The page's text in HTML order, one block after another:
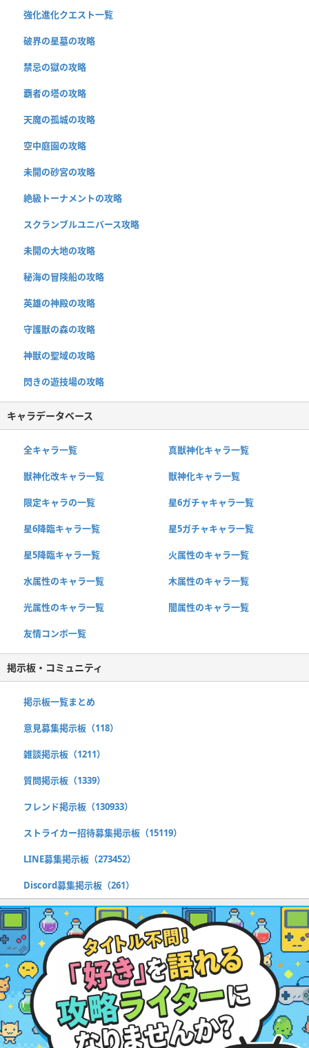
強化進化クエスト一覧
破界の星墓の攻略
禁忌の獄の攻略
覇者の塔の攻略
天魔の孤城の攻略
空中庭園の攻略
未開の砂宮の攻略
絶級トーナメントの攻略
スクランブルユニバース攻略
未開の大地の攻略
秘海の冒険船の攻略
英雄の神殿の攻略
守護獣の森の攻略
神獣の聖域の攻略
閃きの遊技場の攻略
キャラデータベース
全キャラ一覧 真獣神化キャラ一覧
獣神化改キャラ一覧 獣神化キャラ一覧
限定キャラの一覧 星6ガチャキャラ一覧
星6降臨キャラ一覧 星5ガチャキャラ一覧
星5降臨キャラ一覧 火属性のキャラ一覧
水属性のキャラ一覧 木属性のキャラ一覧
光属性のキャラ一覧 闇属性のキャラ一覧
友情コンボ一覧
掲示板・コミュニティ
掲示板一覧まとめ
意見募集掲示板（118）
雑談掲示板（1211）
質問掲示板（1339）
フレンド掲示板（130933）
ストライカー招待募集掲示板（15119）
LINE募集掲示板（273452）
Discord募集掲示板（261）